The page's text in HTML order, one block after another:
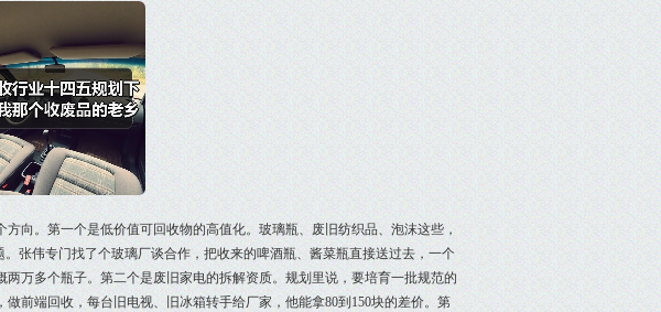
向。第一个是低价值可回收物的高值化。玻璃瓶、废旧纺织品、泡沫这些，
张伟专门找了个玻璃厂谈合作，把收来的啤酒瓶、酱菜瓶直接送过去，一个
万多个瓶子。第二个是废旧家电的拆解资质。规划里说，要培育一批规范的
前端回收，每台旧电视、旧冰箱转手给厂家，他能拿80到150块的差价。第